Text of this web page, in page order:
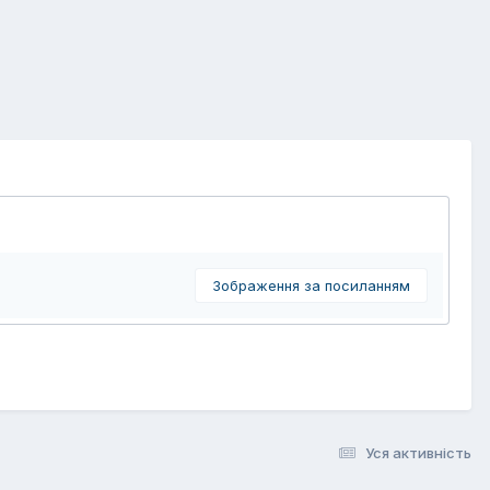
Зображення за посиланням
Уся активність